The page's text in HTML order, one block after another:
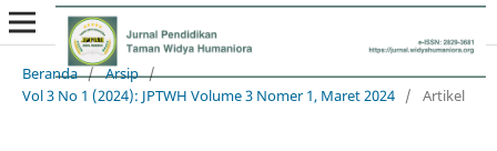
Beranda / Arsip /
Vol 3 No 1 (2024): JPTWH Volume 3 Nomer 1, Maret 2024 / Artikel